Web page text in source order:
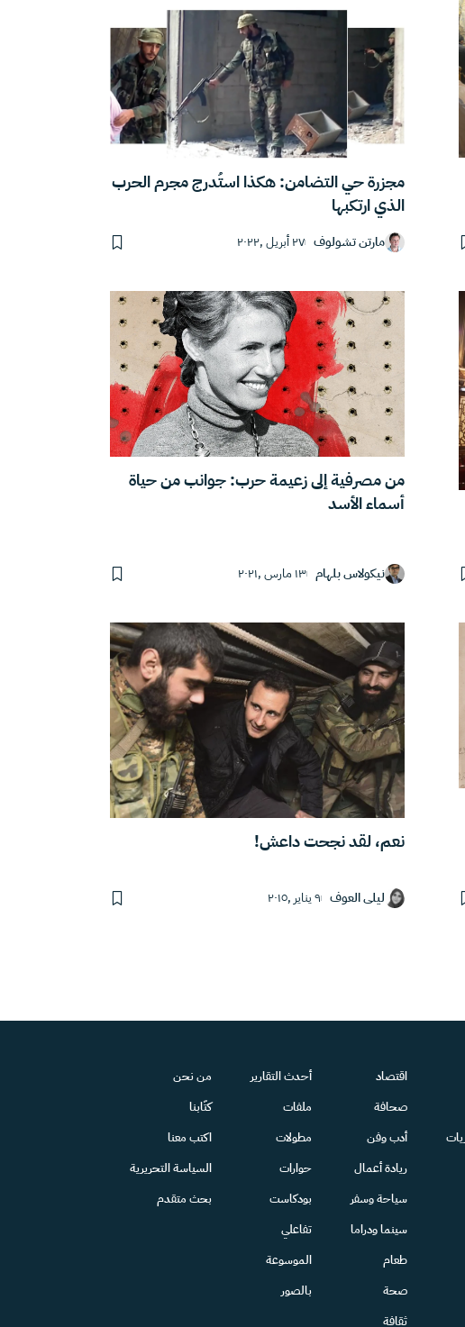
مجزرة حي التضامن: هكذا استُدرج مجرم الحرب
الذي ارتكبها
مارتن تشولوف ٢٧ أبريل ,٢٠٢٢
من مصرفية إلى زعيمة حرب: جوانب من حياة
أسماء الأسد
نيكولاس بلهام ١٣ مارس ,٢٠٢١
نعم، لقد نجحت داعش!
ليلى العوف ٩ يناير ,٢٠١٥
اقتصاد
صحافة
أدب وفن
ريادة أعمال
سياحة وسفر
سينما ودراما
طعام
صحة
ثقافة
أحدث التقارير
ملفات
مطولات
حوارات
بودكاست
تفاعلي
الموسوعة
بالصور
من نحن
كتّابنا
اكتب معنا
السياسة التحريرية
بحث متقدم